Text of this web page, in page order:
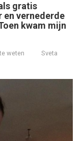
gratis
en vernederde
kwam mijn
weten Sveta